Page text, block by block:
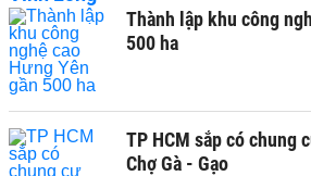
Thành lập khu công
500 ha
TP HCM sắp có chung
Chợ Gà - Gạo